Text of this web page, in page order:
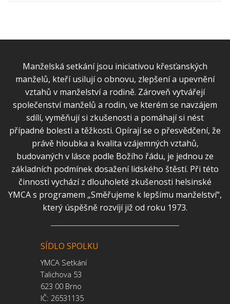
Manželská setkání jsou iniciativou křesťanských
manželů, kteří usilují o obnovu, zlepšení a upevnění
vztahů v manželství a rodině. Zároveň vytvářejí
společenství manželů a rodin, ve kterém se navzájem
sdílí, vyměňují si zkušenosti a pomáhají si nést
případné bolesti a těžkosti. Opírají se o přesvědčení, že
právě hloubka a kvalita vzájemných vztahů,
budovaných v lásce podle Božího řádu, je jednou ze
základních podmínek dosažení lidského štěstí. Při této
činnosti vychází z dlouholeté zkušenosti helsinské
YMCA s programem „Směřujeme k lepšímu manželství“,
který úspěšně rozvíjí již od roku 1973.
SÍDLO SPOLKU
YMCA Setkání
Talichova 53
623 00 Brno
IČ: 26531135